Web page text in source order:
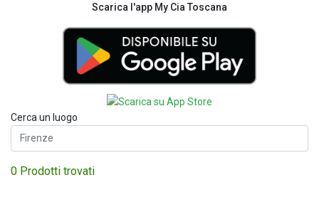
Scarica l'app My Cia Toscana
Cerca un luogo
0 Prodotti trovati